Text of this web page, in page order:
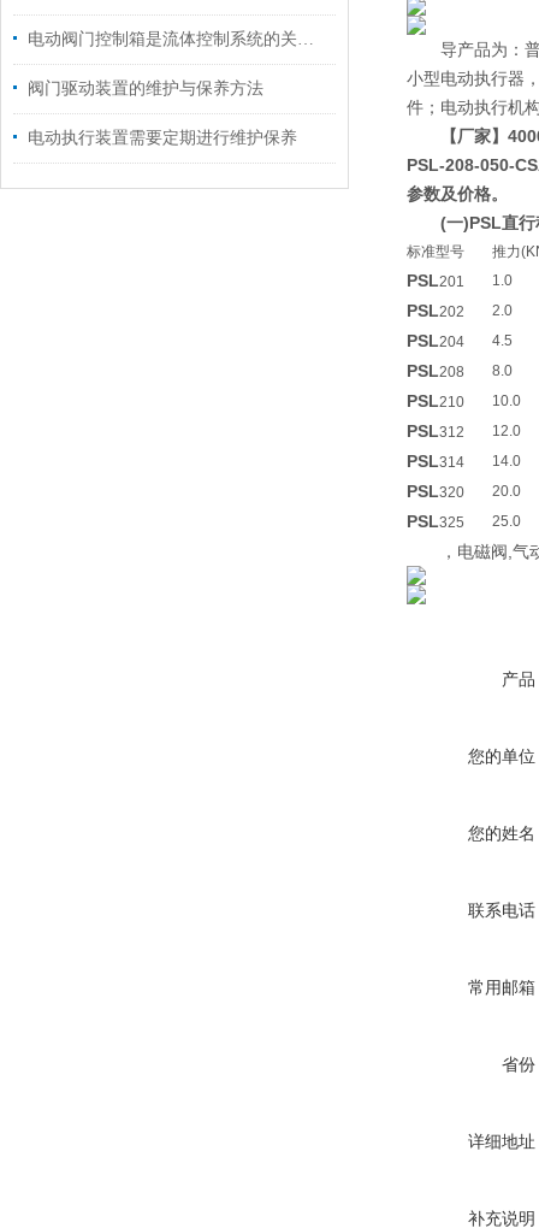
电动阀门控制箱是流体控制系统的关键组件
阀门驱动装置的维护与保养方法
电动执行装置需要定期进行维护保养
导产品为：普
小型电动执行器
件；电动执行机
【厂家】
PSL-208-050-
参数及价格。
(一)PSL直
标准型号 推力
PSL201 1.0
PSL202 2.0
PSL204 4.5
PSL208 8.0
PSL210 10.0
PSL312 12.0
PSL314 14.0
PSL320 20.0
PSL325 25.0
，电磁阀,气动
产品
您的单位
您的姓名
联系电话
常用邮箱
省份
详细地址
补充说明